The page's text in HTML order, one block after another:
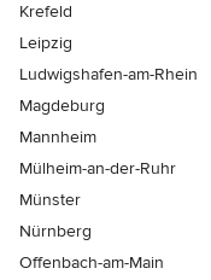
Krefeld
Leipzig
Ludwigshafen-am-Rhein
Magdeburg
Mannheim
Mülheim-an-der-Ruhr
Münster
Nürnberg
Offenbach-am-Main